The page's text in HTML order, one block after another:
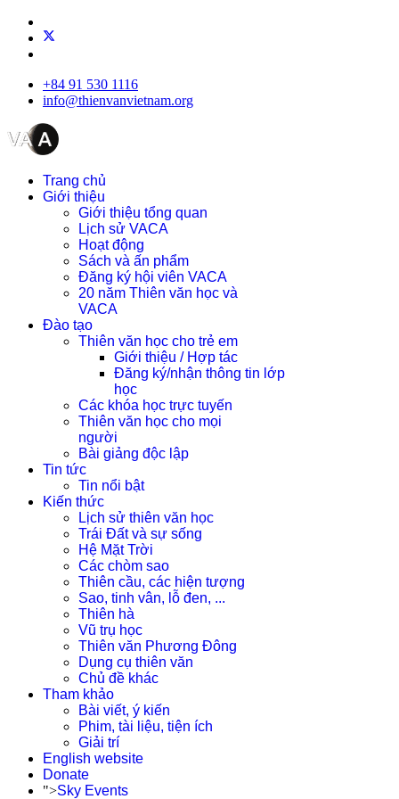
+84 91 530 1116
info@thienvanvietnam.org
Trang chủ
Giới thiệu
Giới thiệu tổng quan
Lịch sử VACA
Hoạt động
Sách và ấn phẩm
Đăng ký hội viên VACA
20 năm Thiên văn học và
VACA
Đào tạo
Thiên văn học cho trẻ em
Giới thiệu / Hợp tác
Đăng ký/nhận thông tin lớp
học
Các khóa học trực tuyến
Thiên văn học cho mọi
người
Bài giảng độc lập
Tin tức
Tin nổi bật
Kiến thức
Lịch sử thiên văn học
Trái Đất và sự sống
Hệ Mặt Trời
Các chòm sao
Thiên cầu, các hiện tượng
Sao, tinh vân, lỗ đen, ...
Thiên hà
Vũ trụ học
Thiên văn Phương Đông
Dụng cụ thiên văn
Chủ đề khác
Tham khảo
Bài viết, ý kiến
Phim, tài liệu, tiện ích
Giải trí
English website
Donate
">Sky Events